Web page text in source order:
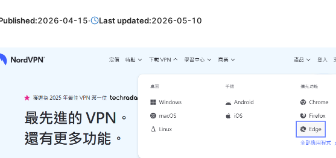
2026-04-15· Last updated:2026-05-10